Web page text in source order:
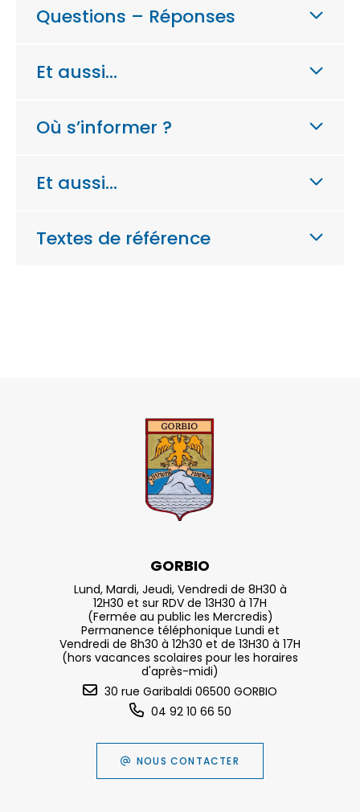
Questions – Réponses
Et aussi…
Où s’informer ?
Et aussi…
Textes de référence
GORBIO
Lund, Mardi, Jeudi, Vendredi de 8H30 à
12H30 et sur RDV de 13H30 à 17H
(Fermée au public les Mercredis)
Permanence téléphonique Lundi et
Vendredi de 8h30 à 12h30 et de 13H30 à 17H
(hors vacances scolaires pour les horaires
d'après-midi)
30 rue Garibaldi 06500 GORBIO
04 92 10 66 50
NOUS CONTACTER